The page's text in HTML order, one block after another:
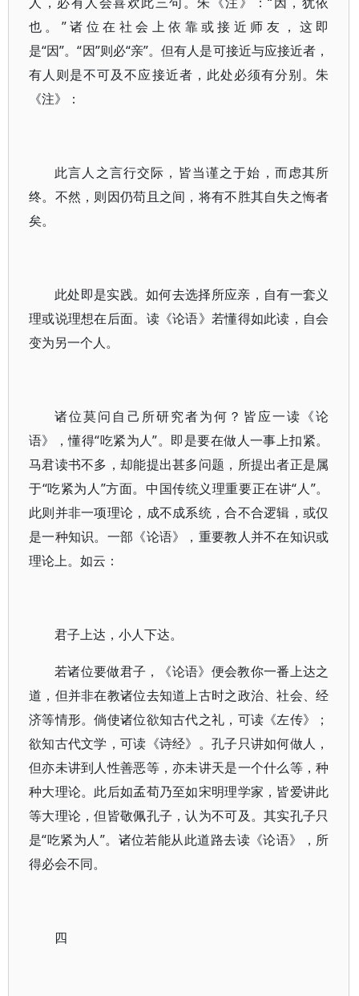
也。”诸位在社会上依靠或接近师友，这即
是“因”。“因”则必“亲”。但有人是可接近与应接近者，
有人则是不可及不应接近者，此处必须有分别。朱
《注》：
此言人之言行交际，皆当谨之于始，而虑其所
终。不然，则因仍苟且之间，将有不胜其自失之悔者
矣。
此处即是实践。如何去选择所应亲，自有一套义
理或说理想在后面。读《论语》若懂得如此读，自会
变为另一个人。
诸位莫问自己所研究者为何？皆应一读《论
语》，懂得“吃紧为人”。即是要在做人一事上扣紧。
马君读书不多，却能提出甚多问题，所提出者正是属
于“吃紧为人”方面。中国传统义理重要正在讲“人”。
此则并非一项理论，成不成系统，合不合逻辑，或仅
是一种知识。一部《论语》，重要教人并不在知识或
理论上。如云：
君子上达，小人下达。
若诸位要做君子，《论语》便会教你一番上达之
道，但并非在教诸位去知道上古时之政治、社会、经
济等情形。倘使诸位欲知古代之礼，可读《左传》；
欲知古代文学，可读《诗经》。孔子只讲如何做人，
但亦未讲到人性善恶等，亦未讲天是一个什么等，种
种大理论。此后如孟荀乃至如宋明理学家，皆爱讲此
等大理论，但皆敬佩孔子，认为不可及。其实孔子只
是“吃紧为人”。诸位若能从此道路去读《论语》，所
得必会不同。
四